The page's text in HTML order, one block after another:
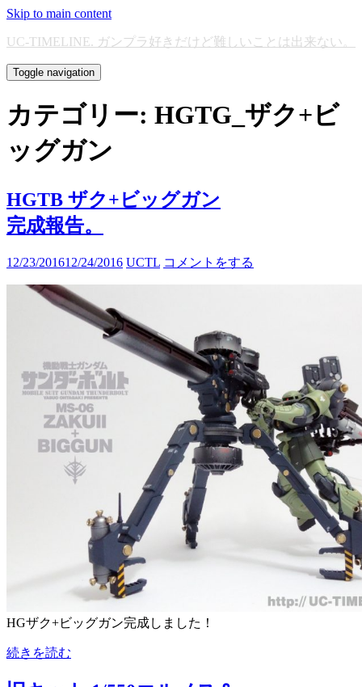
Skip to main content
UC-TIMELINE. ガンプラ好きだけど難しいことは出来ない。
Toggle navigation
カテゴリー: HGTG_ザク+ビ
ッグガン
HGTB ザク+ビッグガン
完成報告。
12/23/201612/24/2016 UCTL コメントをする
HGザク+ビッグガン完成しました！
続きを読む